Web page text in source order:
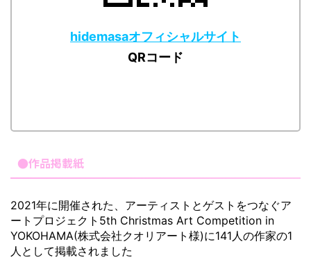
hidemasaオフィシャルサイト
QRコード
●作品掲載紙
2021年に開催された、アーティストとゲストをつなぐア
ートプロジェクト5th Christmas Art Competition in
YOKOHAMA(株式会社クオリアート様)に141人の作家の1
人として掲載されました